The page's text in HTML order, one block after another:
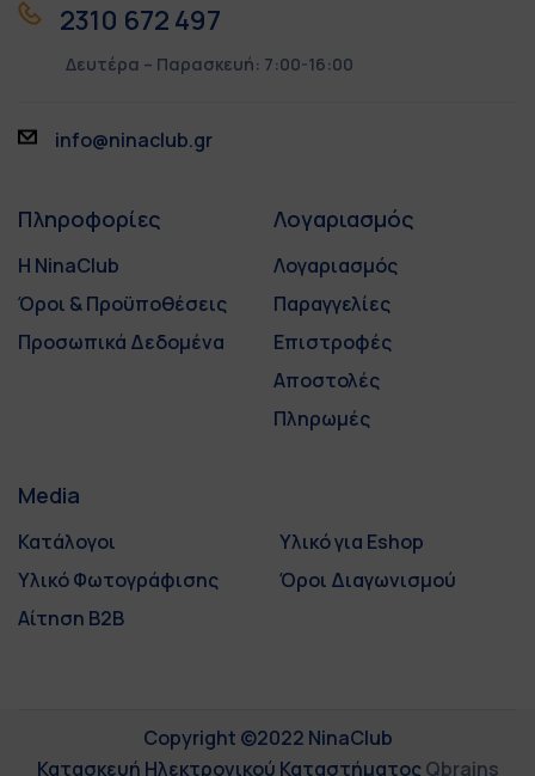
2310 672 497
Δευτέρα – Παρασκευή: 7:00-16:00
info@ninaclub.gr
Πληροφορίες
Η NinaClub
Όροι & Προϋποθέσεις
Προσωπικά Δεδομένα
Λογαριασμός
Λογαριασμός
Παραγγελίες
Επιστροφές
Αποστολές
Πληρωμές
Media
Κατάλογοι
Υλικό για Eshop
Υλικό Φωτογράφισης
Όροι Διαγωνισμού
Αίτηση B2B
Copyright ©2022 NinaClub
Κατασκευή Ηλεκτρονικού Καταστήματος Qbrains